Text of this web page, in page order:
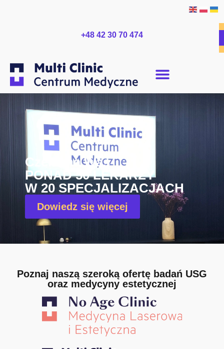
+48 42 30 70 474
DIAGNOSTYKA USG
na profesjonalnym
najlepszych marek
Dowiedz się więcej
Poznaj naszą szeroką ofertę badań USG
oraz medycyny estetycznej